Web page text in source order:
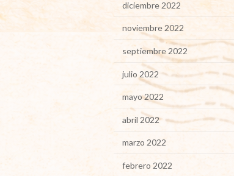
diciembre 2022
noviembre 2022
septiembre 2022
julio 2022
mayo 2022
abril 2022
marzo 2022
febrero 2022